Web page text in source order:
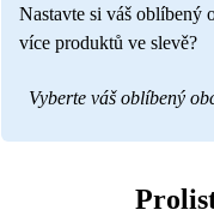
Nastavte si váš oblíbený
více produktů ve slevě?
Vyberte váš oblíbený